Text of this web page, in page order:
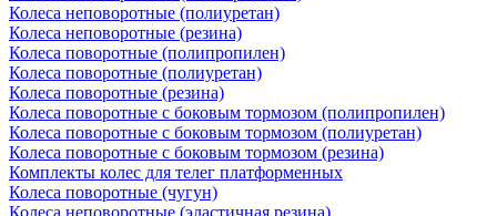
Колеса неповоротные (полиуретан)
Колеса неповоротные (резина)
Колеса поворотные (полипропилен)
Колеса поворотные (полиуретан)
Колеса поворотные (резина)
Колеса поворотные c боковым тормозом (полипропилен)
Колеса поворотные c боковым тормозом (полиуретан)
Колеса поворотные c боковым тормозом (резина)
Комплекты колес для телег платформенных
Колеса поворотные (чугун)
Колеса неповоротные (эластичная резина)